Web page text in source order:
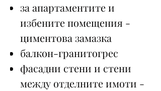
за апартаментите и
избените помещения -
циментова замазка
балкон-гранитогрес
фасадни стени и стени
между отделните имоти -